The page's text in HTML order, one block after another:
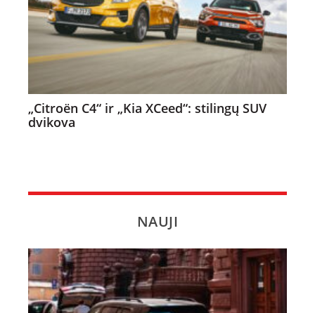
„Citroën C4“ ir „Kia XCeed“: stilingų SUV
dvikova
NAUJI